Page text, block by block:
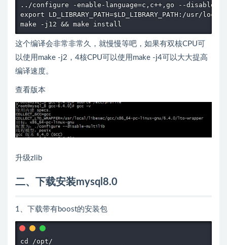
../configure -enable-language=c,c++,go --
export LD_LIBRARY_PATH=$LD_LIBRARY_PATH:/usr/
make -j12 && make install
这个编译会非常非常久，就慢慢等吧，如果有双核CPU可
以使用make -j2，4核CPU可以使用make -j4可以大大提高
编译速度。
查看版本
升级zlib
二、下载安装mysql8.0
1、下载带有boost的安装包
cd /opt/